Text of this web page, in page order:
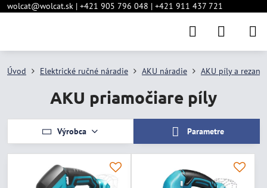
wolcat@wolcat.sk | +421 905 796 048 | +421 911 437 721
Úvod Elektrické ručné náradie AKU náradie AKU píly a rezanie
AKU priamočiare píly
Výrobca Parametre